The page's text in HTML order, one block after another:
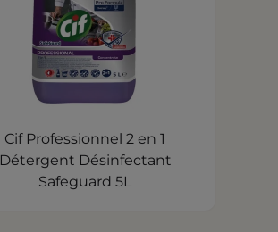
Cif Professionnel 2 en 1
Détergent Désinfectant
Safeguard 5L